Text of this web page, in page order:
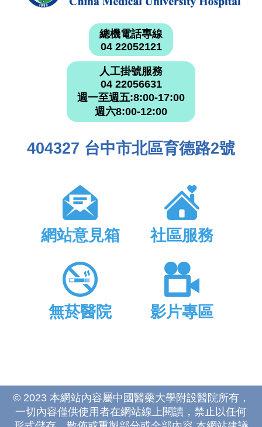
總機電話專線
04 22052121
人工掛號服務
04 22056631
週一至週五:8:00-17:00
週六8:00-12:00
404327 台中市北區育德路2號
網站意見箱 社區服務
無菸醫院 影片專區
© 2023 本網站內容屬中國醫藥大學附設醫院所有，
一切內容僅供使用者在網站線上閱讀，禁止以任何